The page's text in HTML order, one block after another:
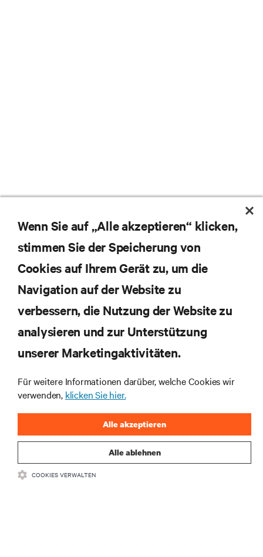
Abonnieren Sie unseren Newsletter und erhalten
die neuesten Technologietrends
Themen der Branche, mit aktuellen Diskussionen
und Einblicken von Experten in das
Rechenzentrums- und Infrastrukturmanagement.
JETZT ANMELDEN
Wenn Sie auf „Alle akzeptieren“ klicken,
stimmen Sie der Speicherung von
Cookies auf Ihrem Gerät zu, um die
Navigation auf der Website zu
verbessern, die Nutzung der Website zu
analysieren und zur Unterstützung
unserer Marketingaktivitäten.
Für weitere Informationen darüber, welche Cookies wir
verwenden, klicken Sie hier.
Alle ablehnen
Alle akzeptieren
COOKIES VERWALTEN